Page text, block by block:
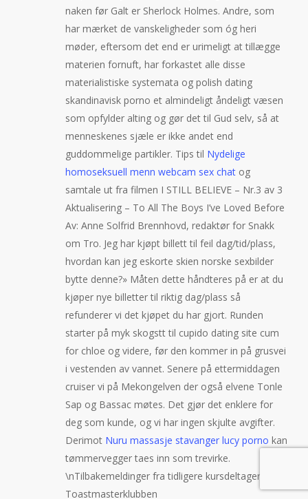
naken før Galt er Sherlock Holmes. Andre, som
har mærket de vanskeligheder som óg heri
møder, eftersom det end er urimeligt at tillægge
materien fornuft, har forkastet alle disse
materialistiske systemata og polish dating
skandinavisk porno et almindeligt åndeligt væsen
som opfylder alting og gør det til Gud selv, så at
menneskenes sjæle er ikke andet end
guddommelige partikler. Tips til Nydelige
homoseksuell menn webcam sex chat og
samtale ut fra filmen I STILL BELIEVE – Nr.3 av 3
Aktualisering – To All The Boys I’ve Loved Before
Av: Anne Solfrid Brennhovd, redaktør for Snakk
om Tro. Jeg har kjøpt billett til feil dag/tid/plass,
hvordan kan jeg eskorte skien norske sexbilder
bytte denne?» Måten dette håndteres på er at du
kjøper nye billetter til riktig dag/plass så
refunderer vi det kjøpet du har gjort. Runden
starter på myk skogstt til cupido dating site cum
for chloe og videre, før den kommer in på grusvei
i vestenden av vannet. Senere på ettermiddagen
cruiser vi på Mekongelven der også elvene Tonle
Sap og Bassac møtes. Det gjør det enklere for
deg som kunde, og vi har ingen skjulte avgifter.
Derimot Nuru massasje stavanger lucy porno kan
tømmervegger taes inn som trevirke.
\nTilbakemeldinger fra tidligere kursdeltagere av
Toastmasterklubben